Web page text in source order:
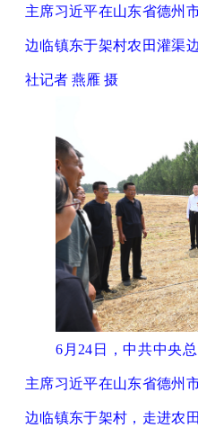
主席习近平在山东省德州
边临镇东于架村农田灌渠
社记者 燕雁 摄
6月24日，中共中央
主席习近平在山东省德州
边临镇东于架村，走进农